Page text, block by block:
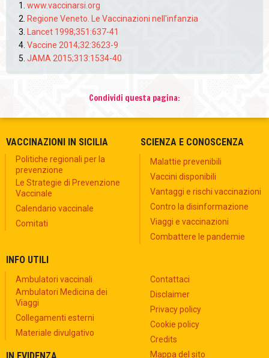
www.vaccinarsi.org
Regione Veneto. Le Vaccinazioni nell'infanzia
Lancet 1998;351:637-41
Vaccine 2014;32:3623-9
JAMA 2015;313:1534-40
Condividi questa pagina:
VACCINAZIONI IN SICILIA
Politiche regionali per la
prevenzione
Le Strategie di Prevenzione
Vaccinale
Calendario vaccinale
Comitati
SCIENZA E CONOSCENZA
Malattie prevenibili
Vaccini disponibili
Vantaggi e rischi vaccinazioni
Contro la disinformazione
Viaggi e vaccinazioni
Combattere le pandemie
INFO UTILI
Ambulatori vaccinali
Ambulatori Medicina dei
Viaggi
Collegamenti esterni
Materiale divulgativo
IN EVIDENZA
Contattaci
Disclaimer
Privacy policy
Cookie policy
Credits
Mappa del sito